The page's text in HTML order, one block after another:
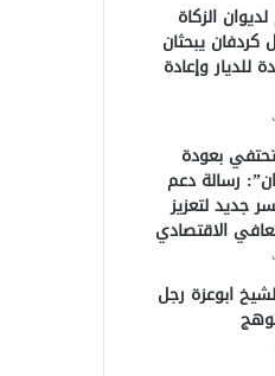
الزكاة
يبحثان
للديار وإعادة
بعودة
رسالة دعم
جديد لتعزيز
الاقتصادي
ابوعزة رجل